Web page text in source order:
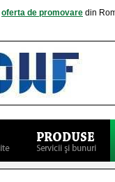
oferta de promovare din